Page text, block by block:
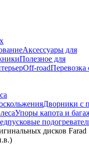
Аксессуары для
Полезное для
Off-roadПеревозка
Дворники с
Упоры капота и
дисков Farad